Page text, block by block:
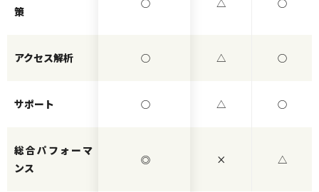
策
○ △ ○
アクセス解析 ○ △ ○
サポート ○ △ ○
総合パフォーマ
ンス
◎ × △